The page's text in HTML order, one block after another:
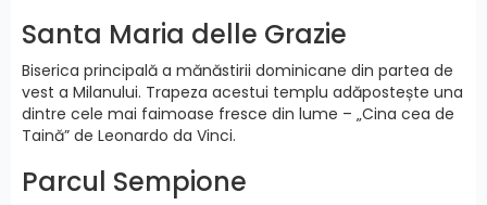
Santa Maria delle Grazie
Biserica principală a mănăstirii dominicane din partea de
vest a Milanului. Trapeza acestui templu adăpostește una
dintre cele mai faimoase fresce din lume – „Cina cea de
Taină” de Leonardo da Vinci.
Parcul Sempione